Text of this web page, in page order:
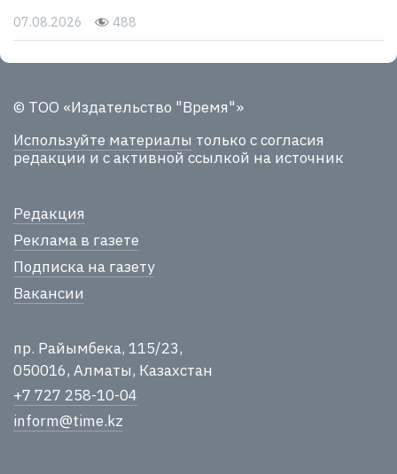
07.08.2026 488
© ТОО «Издательство "Время"»
Используйте материалы только с согласия
редакции и с активной ссылкой на источник
Редакция
Реклама в газете
Подписка на газету
Вакансии
пр. Райымбека, 115/23,
050016, Алматы, Казахстан
+7 727 258-10-04
inform@time.kz